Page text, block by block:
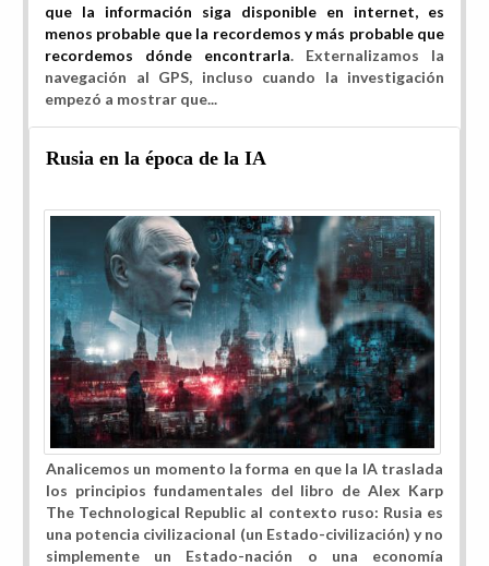
que la información siga disponible en internet, es
menos probable que la recordemos y más probable que
recordemos dónde encontrarla. Externalizamos la
navegación al GPS, incluso cuando la investigación
empezó a mostrar que...
Rusia en la época de la IA
Analicemos un momento la forma en que la IA traslada
los principios fundamentales del libro de Alex Karp
The Technological Republic al contexto ruso: Rusia es
una potencia civilizacional (un Estado-civilización) y no
simplemente un Estado-nación o una economía